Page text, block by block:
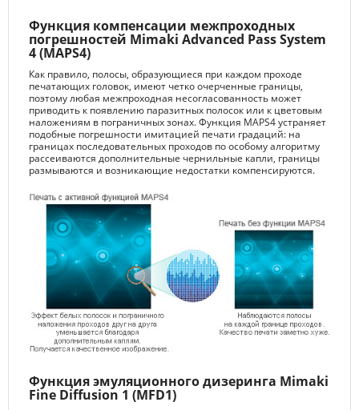
Функция компенсации межпроходных
погрешностей Mimaki Advanced Pass System
4 (MAPS4)
Как правило, полосы, образующиеся при каждом проходе
печатающих головок, имеют четко очерченные границы,
поэтому любая межпроходная несогласованность может
приводить к появлению паразитных полосок или к цветовым
наложениям в пограничных зонах. Функция MAPS4 устраняет
подобные погрешности имитацией печати градаций: на
границах последовательных проходов по особому алгоритму
рассеиваются дополнительные чернильные капли, границы
размываются и возникающие недостатки компенсируются.
Функция эмуляционного дизеринга Mimaki
Fine Diffusion 1 (MFD1)